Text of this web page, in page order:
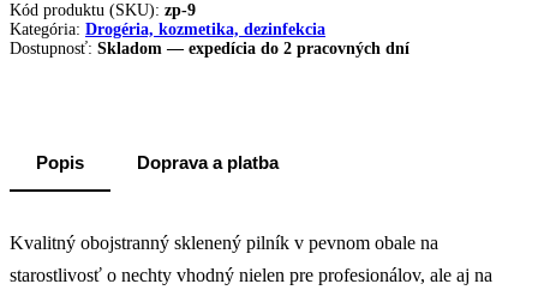
Kód produktu (SKU): zp-9
Kategória: Drogéria, kozmetika, dezinfekcia
Dostupnosť: Skladom — expedícia do 2 pracovných dní
Popis Doprava a platba
Kvalitný obojstranný sklenený pilník v pevnom obale na
starostlivosť o nechty vhodný nielen pre profesionálov, ale aj na